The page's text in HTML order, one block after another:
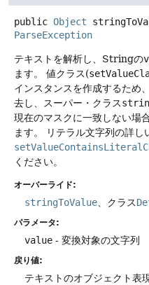
public Object
ParseException
テキストを解析し、Stringの
ます。
値クラス(
インスタンスを作成するため
去し、スーパー・クラス
現在のマスクに一致しない場合
ます。
リテラル文字列の詳し
ください。
オーバーライド:
stringToValue、クラス
パラメータ:
value - 変換対象の文字列
戻り値:
テキストのオブジェクト表